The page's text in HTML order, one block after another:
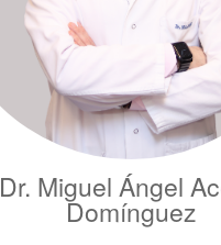
Dr. Miguel Ángel
Domínguez